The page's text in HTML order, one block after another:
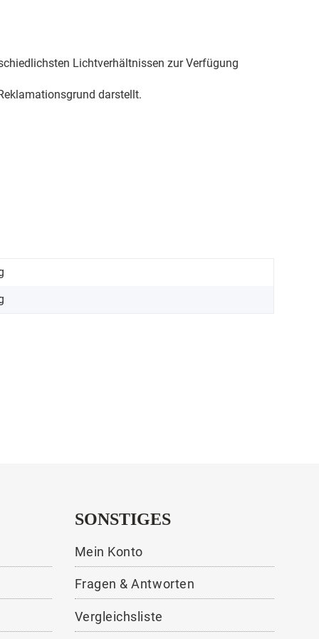
Lichtverhältnissen zur Verfügung
darstellt.
SONSTIGES
Mein Konto
Fragen & Antworten
Vergleichsliste